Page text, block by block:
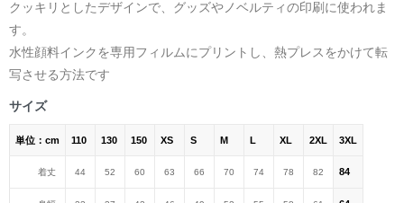
クッキリとしたデザインで、グッズやノベルティの印刷に使われま
す。
水性顔料インクを専用フィルムにプリントし、熱プレスをかけて転
写させる方法です
サイズ
単位：cm 110 130 150 XS S M L XL 2XL 3XL
着丈 44 52 60 63 66 70 74 78 82 84